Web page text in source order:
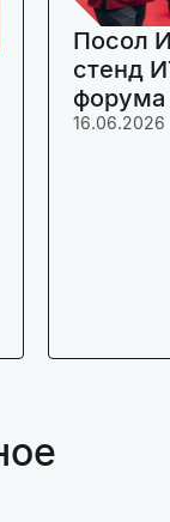
Посол
стенд
16.06.2026